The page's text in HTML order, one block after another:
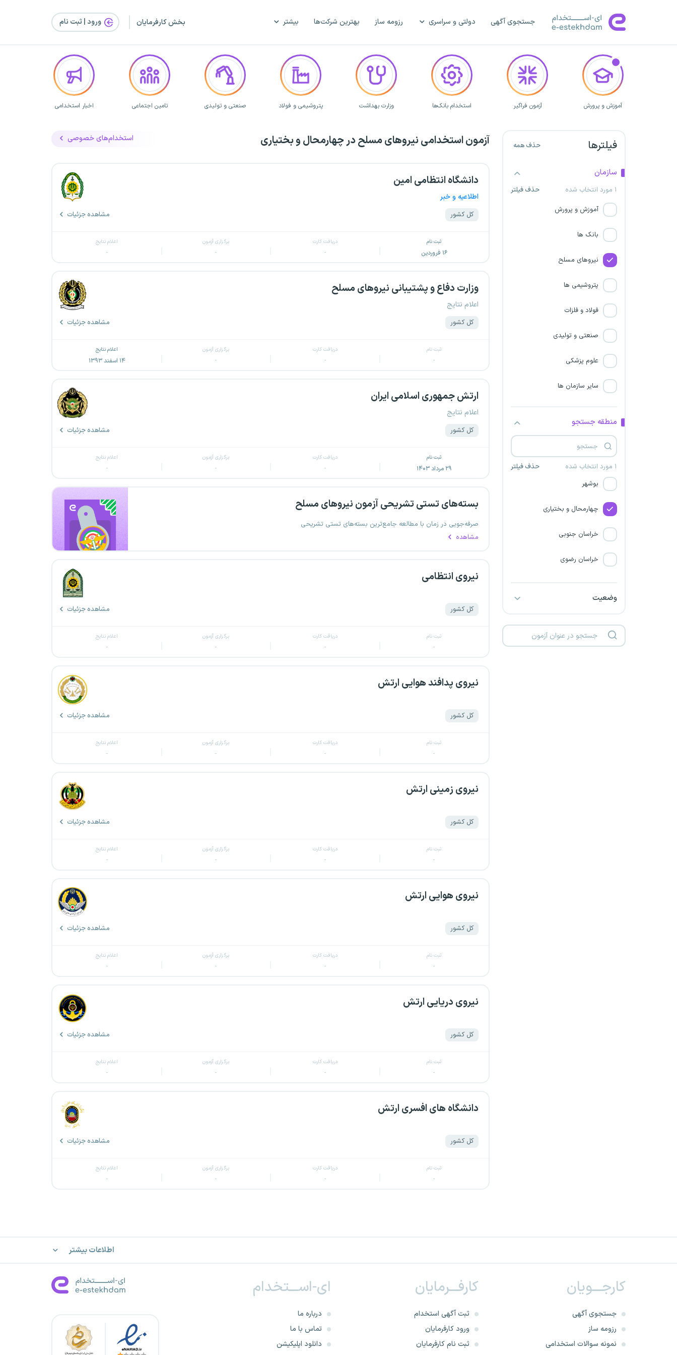
جستجوی آگهی دولتی و سراسری رزومه ساز بهترین شرکت‌ها بیشتر بخش کارفرمایان ورود | ثبت‌ نام
آموزش و پرورش آزمون فراگیر استخدام بانک‌ها وزارت بهداشت پتروشیمی و فولاد صنعتی و تولیدی تامین اجتماعی اخبار استخدامی
فیلترها حذف همه
سازمان
۱ مورد انتخاب شده
حذف فیلتر
آموزش و پرورش
بانک ها
نیروهای مسلح
پتروشیمی ها
فولاد و فلزات
صنعتی و تولیدی
علوم پزشکی
سایر سازمان ها
منطقه جستجو
۱ مورد انتخاب شده حذف فیلتر
تهران
آذربایجان شرقی
آذربایجان غربی
البرز
اصفهان
ایلام
بوشهر
چهارمحال و بختیاری
خراسان جنوبی
خراسان رضوی
زنجان
وضعیت
آزمون استخدامی نیروهای مسلح در چهارمحال و بختیاری استخدام‌های خصوصی
دانشگاه انتظامی امین
اطلاعیه و خبر
کل کشور مشاهده جزئیات
ثبت نام
۱۶ فروردین
دریافت کارت
-
برگزاری آزمون
-
اعلام نتایج
-
وزارت دفاع و پشتیبانی نیروهای مسلح
اعلام نتایج
کل کشور مشاهده جزئیات
ثبت نام
-
دریافت کارت
-
برگزاری آزمون
-
اعلام نتایج
۱۴ اسفند ۱۳۹۳
ارتش جمهوری اسلامی ایران
اعلام نتایج
کل کشور مشاهده جزئیات
ثبت نام
۲۹ مرداد ۱۴۰۳
دریافت کارت
-
برگزاری آزمون
-
اعلام نتایج
-
بسته‌های تستی تشریحی آزمون نیروهای مسلح
صرفه‌جویی در زمان با مطالعه جامع‌ترین بسته‌های تستی تشریحی
مشاهده
نیروی انتظامی
کل کشور مشاهده جزئیات
ثبت نام
-
دریافت کارت
-
برگزاری آزمون
-
اعلام نتایج
-
نیروی پدافند هوایی ارتش
کل کشور مشاهده جزئیات
ثبت نام
-
دریافت کارت
-
برگزاری آزمون
-
اعلام نتایج
-
نیروی زمینی ارتش
کل کشور مشاهده جزئیات
ثبت نام
-
دریافت کارت
-
برگزاری آزمون
-
اعلام نتایج
-
نیروی هوایی ارتش
کل کشور مشاهده جزئیات
ثبت نام
-
دریافت کارت
-
برگزاری آزمون
-
اعلام نتایج
-
نیروی دریایی ارتش
کل کشور مشاهده جزئیات
ثبت نام
-
دریافت کارت
-
برگزاری آزمون
-
اعلام نتایج
-
دانشگاه های افسری ارتش
کل کشور مشاهده جزئیات
ثبت نام
-
دریافت کارت
-
برگزاری آزمون
-
اعلام نتایج
-
اطلاعات بیشتر
کارجـــویان
جستجوی آگهی
رزومه ساز
نمونه سوالات استخدامی
کارفـــرمایان
ثبت آگهی استخدام
ورود کارفرمایان
ثبت نام کارفرمایان
ای-اســـتخدام
درباره ما
تماس با ما
دانلود اپلیکیشن